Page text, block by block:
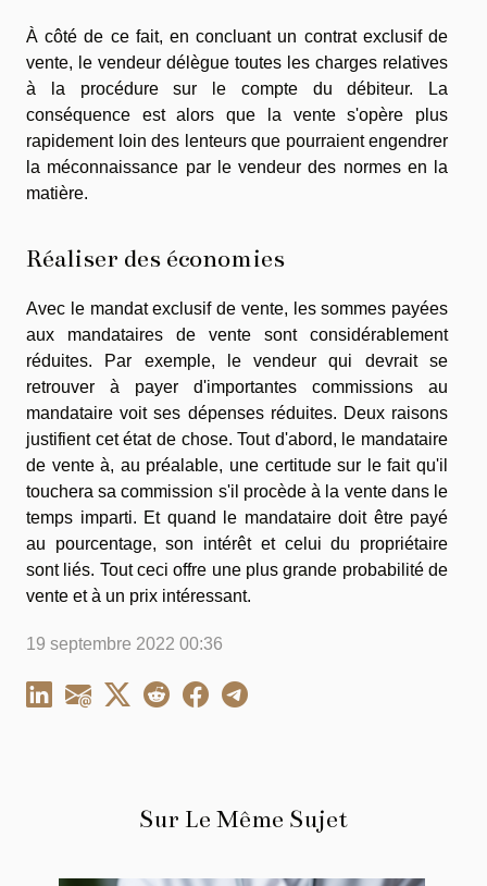
À côté de ce fait, en concluant un contrat exclusif de
vente, le vendeur délègue toutes les charges relatives
à la procédure sur le compte du débiteur. La
conséquence est alors que la vente s'opère plus
rapidement loin des lenteurs que pourraient engendrer
la méconnaissance par le vendeur des normes en la
matière.
Réaliser des économies
Avec le mandat exclusif de vente, les sommes payées
aux mandataires de vente sont considérablement
réduites. Par exemple, le vendeur qui devrait se
retrouver à payer d'importantes commissions au
mandataire voit ses dépenses réduites. Deux raisons
justifient cet état de chose. Tout d'abord, le mandataire
de vente à, au préalable, une certitude sur le fait qu'il
touchera sa commission s'il procède à la vente dans le
temps imparti. Et quand le mandataire doit être payé
au pourcentage, son intérêt et celui du propriétaire
sont liés. Tout ceci offre une plus grande probabilité de
vente et à un prix intéressant.
19 septembre 2022 00:36
Sur Le Même Sujet